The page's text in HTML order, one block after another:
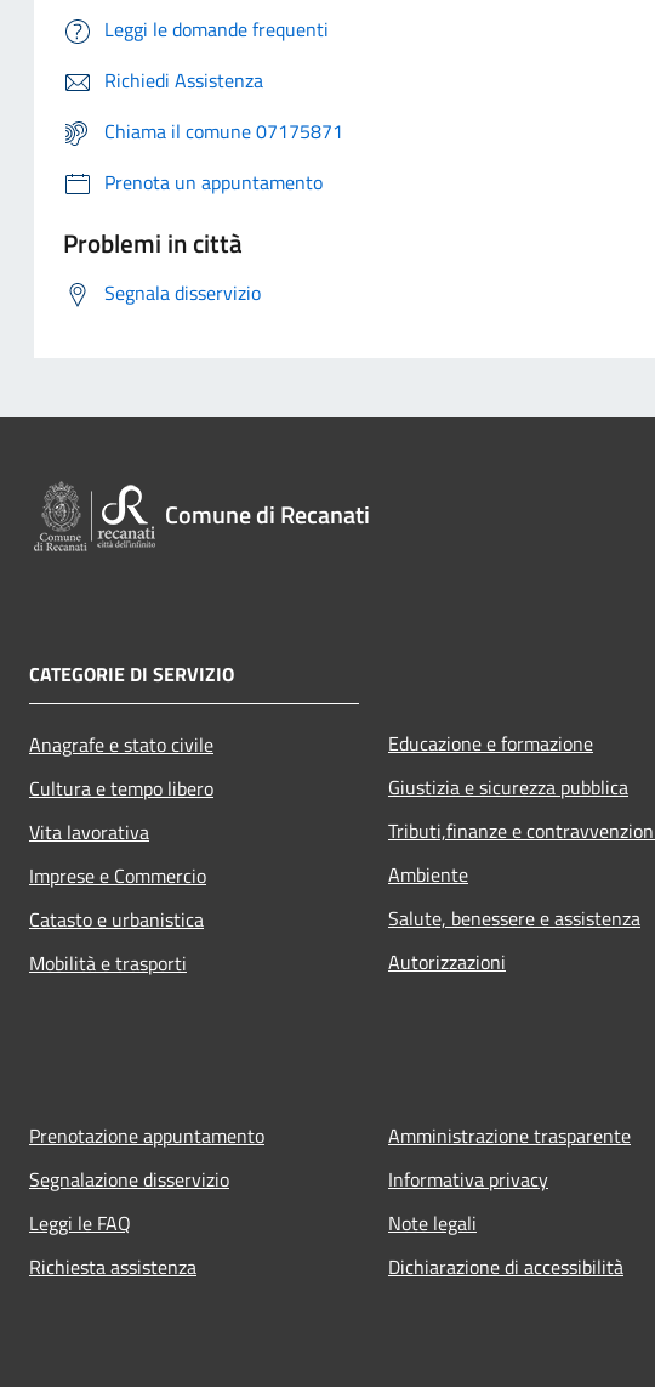
Leggi le domande frequenti
Richiedi Assistenza
Chiama il comune 07175871
Prenota un appuntamento
Problemi in città
Segnala disservizio
Comune di Recanati
CATEGORIE DI SERVIZIO
Anagrafe e stato civile
Cultura e tempo libero
Vita lavorativa
Imprese e Commercio
Catasto e urbanistica
Mobilità e trasporti
Educazione e formazione
Giustizia e sicurezza pubblica
Tributi,finanze e
Ambiente
Salute, benessere e assistenza
Autorizzazioni
Prenotazione appuntamento
Segnalazione disservizio
Leggi le FAQ
Richiesta assistenza
Amministrazione trasparente
Informativa privacy
Note legali
Dichiarazione di accessibilità